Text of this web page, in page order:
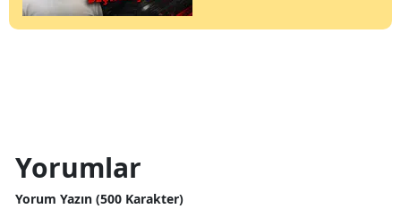
Yorumlar
Yorum Yazın (500 Karakter)